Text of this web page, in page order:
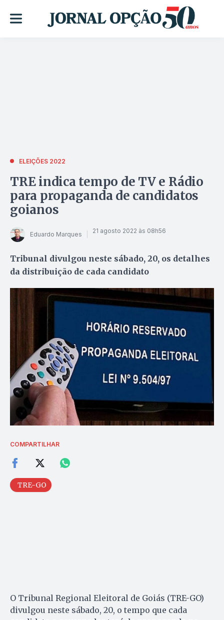
ELEIÇÕES 2022
TRE indica tempo de TV e Rádio
para propaganda de candidatos
goianos
Eduardo Marques 21 agosto 2022 às 08h56
Tribunal divulgou neste sábado, 20, os detalhes
da distribuição de cada candidato
COMPARTILHAR
TRE-GO
O Tribunal Regional Eleitoral de Goiás (TRE-GO)
divulgou neste sábado, 20, o tempo que cada